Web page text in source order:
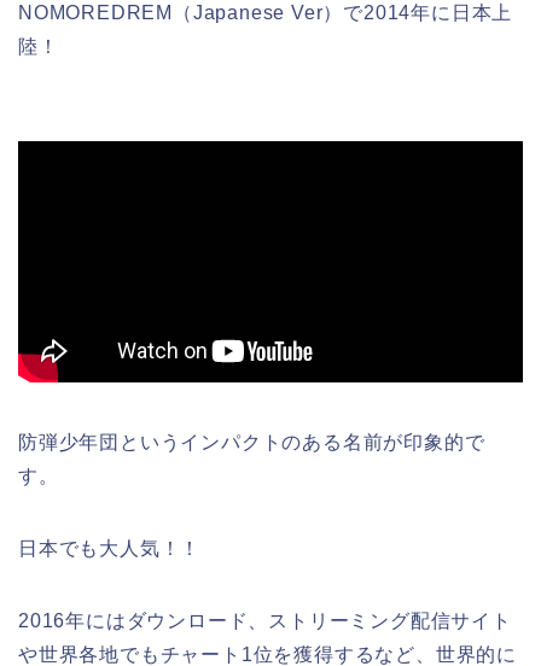
NOMOREDREM（Japanese Ver）で2014年に日本上
陸！
防弾少年団というインパクトのある名前が印象的で
す。
日本でも大人気！！
2016年にはダウンロード、ストリーミング配信サイト
や世界各地でもチャート1位を獲得するなど、世界的に